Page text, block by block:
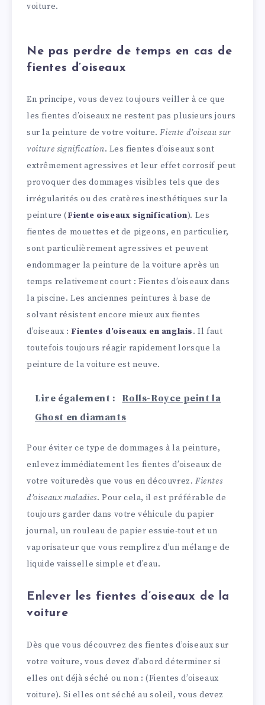
voiture.
Ne pas perdre de temps en cas de
fientes d’oiseaux
En principe, vous devez toujours veiller à ce que
les fientes d’oiseaux ne restent pas plusieurs jours
sur la peinture de votre voiture.Fiente d’oiseau sur
voiture signification. Les fientes d’oiseaux sont
extrêmement agressives et leur effet corrosif peut
provoquer des dommages visibles tels que des
irrégularités ou des cratères inesthétiques sur la
peinture (Fiente oiseaux signification). Les
fientes de mouettes et de pigeons, en particulier,
sont particulièrement agressives et peuvent
endommager la peinture de la voiture après un
temps relativement court : Fientes d’oiseaux dans
la piscine. Les anciennes peintures à base de
solvant résistent encore mieux aux fientes
d’oiseaux : Fientes d’oiseaux en anglais. Il faut
toutefois toujours réagir rapidement lorsque la
peinture de la voiture est neuve.
Lire également :
Rolls-Royce peint la
Ghost en diamants
Pour éviter ce type de dommages à la peinture,
enlevez immédiatement les fientes d’oiseaux de
votre voituredès que vous en découvrez.Fientes
d’oiseaux maladies. Pour cela, il est préférable de
toujours garder dans votre véhicule du papier
journal, un rouleau de papier essuie-tout et un
vaporisateur que vous remplirez d’un mélange de
liquide vaisselle simple et d’eau.
Enlever les fientes d’oiseaux de la
voiture
Dès que vous découvrez des fientes d’oiseaux sur
votre voiture, vous devez d’abord déterminer si
elles ont déjà séché ou non : (Fientes d’oiseaux
voiture). Si elles ont séché au soleil, vous devez